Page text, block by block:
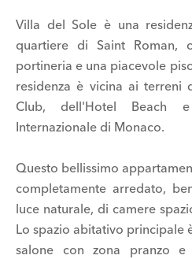
Villa del Sole è una
quartiere di Saint Roman,
portineria e una piacevole
residenza è vicina ai terreni
Club, dell'Hotel Beach
Internazionale di Monaco.
Questo bellissimo
completamente arredato,
luce naturale, di camere
Lo spazio abitativo principale
salone con zona pranzo